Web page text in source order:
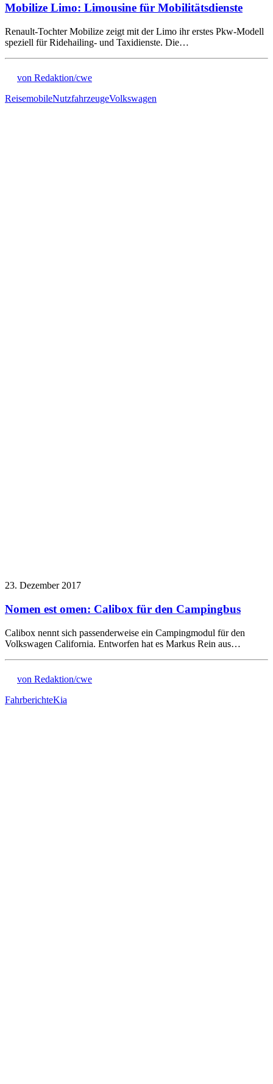
Mobilize Limo: Limousine für Mobilitätsdienste
Renault-Tochter Mobilize zeigt mit der Limo ihr erstes Pkw-Modell
speziell für Ridehailing- und Taxidienste. Die…
von Redaktion/cwe
ReisemobileNutzfahrzeugeVolkswagen
23. Dezember 2017
Nomen est omen: Calibox für den Campingbus
Calibox nennt sich passenderweise ein Campingmodul für den
Volkswagen California. Entworfen hat es Markus Rein aus…
von Redaktion/cwe
FahrberichteKia